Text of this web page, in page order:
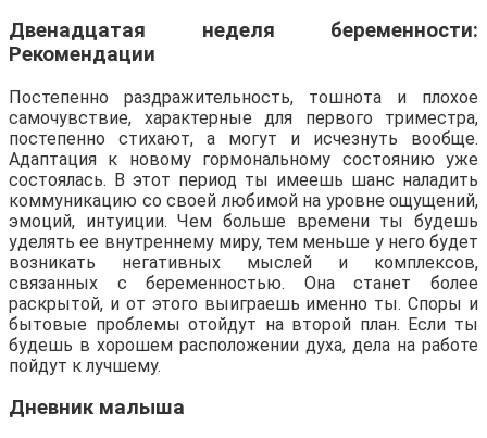
Двенадцатая неделя беременности:
Рекомендации
Постепенно раздражительность, тошнота и плохое
самочувствие, характерные для первого триместра,
постепенно стихают, а могут и исчезнуть вообще.
Адаптация к новому гормональному состоянию уже
состоялась. В этот период ты имеешь шанс наладить
коммуникацию со своей любимой на уровне ощущений,
эмоций, интуиции. Чем больше времени ты будешь
уделять ее внутреннему миру, тем меньше у него будет
возникать негативных мыслей и комплексов,
связанных с беременностью. Она станет более
раскрытой, и от этого выиграешь именно ты. Споры и
бытовые проблемы отойдут на второй план. Если ты
будешь в хорошем расположении духа, дела на работе
пойдут к лучшему.
Дневник малыша